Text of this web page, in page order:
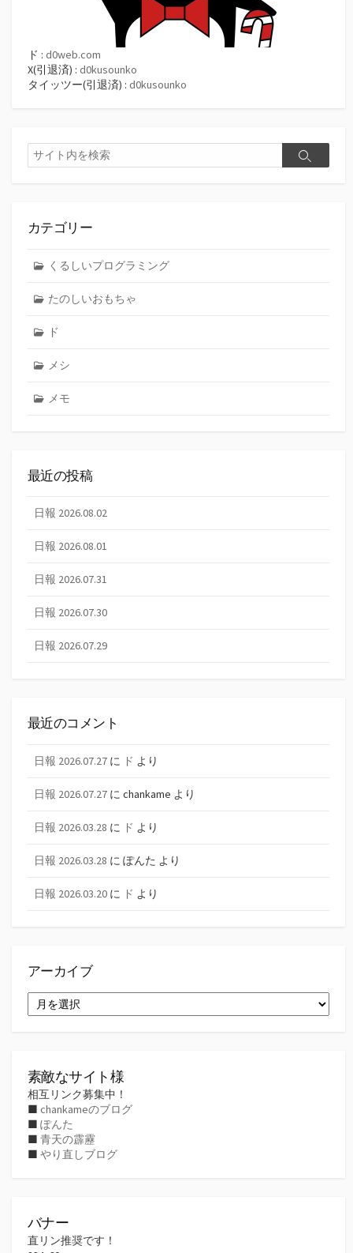
ド : d0web.com
X(引退済) : d0kusounko
タイッツー(引退済) : d0kusounko
検
索
検
カテゴリー
くるしいプログラミング
たのしいおもちゃ
ド
メシ
メモ
最近の投稿
日報 2026.08.02
日報 2026.08.01
日報 2026.07.31
日報 2026.07.30
日報 2026.07.29
最近のコメント
日報 2026.07.27 に ド より
日報 2026.07.27 に chankame より
日報 2026.03.28 に ド より
日報 2026.03.28 に ぽんた より
日報 2026.03.20 に ド より
アーカイブ
ー
素敵なサイト様
相互リンク募集中！
■ chankameのブログ
■ ぽんた
■ 青天の霹靂
■ やり直しブログ
バナー
直リン推奨です！